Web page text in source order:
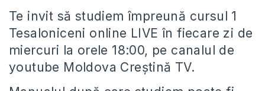
Te invit să studiem împreună cursul 1
Tesaloniceni online LIVE în fiecare zi de
miercuri la orele 18:00, pe canalul de
youtube Moldova Creștină TV.